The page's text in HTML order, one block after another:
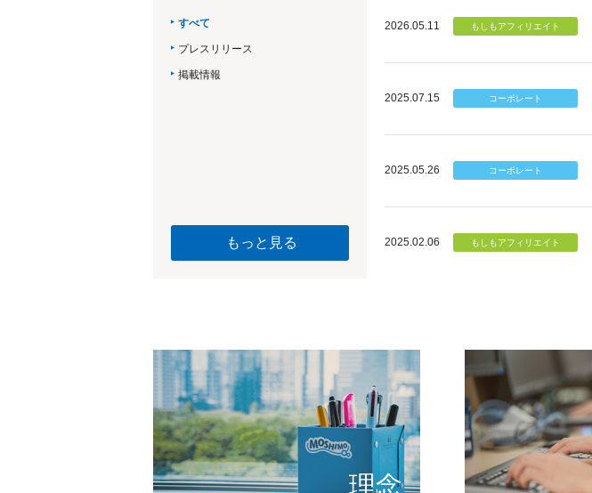
すべて
プレスリリース
掲載情報
もっと見る
2026.05.11
2025.07.15
2025.05.26
2025.02.06
理念
個のチカラ
もしもが描く未来の形とは